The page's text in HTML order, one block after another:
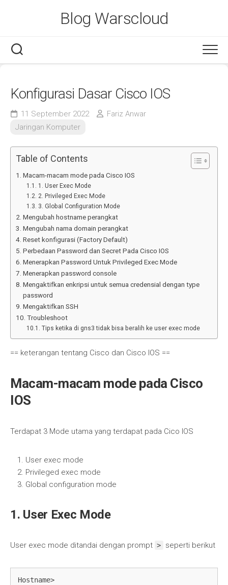
Blog Warscloud
Konfigurasi Dasar Cisco IOS
11 September 2022
Fariz Anwar
Jaringan Komputer
Table of Contents
Macam-macam mode pada Cisco IOS
1. User Exec Mode
2. Privileged Exec Mode
3. Global Configuration Mode
Mengubah hostname perangkat
Mengubah nama domain perangkat
Reset konfigurasi (Factory Default)
Perbedaan Password dan Secret Pada Cisco IOS
Menerapkan Password Untuk Privileged Exec Mode
Menerapkan password console
Mengaktifkan enkripsi untuk semua credensial dengan type
password
Mengaktifkan SSH
Troubleshoot
Tips ketika di gns3 tidak bisa beralih ke user exec mode
== keterangan tentang Cisco dan Cisco IOS ==
Macam-macam mode pada Cisco
IOS
Terdapat 3 Mode utama yang terdapat pada Cico IOS
User exec mode
Privileged exec mode
Global configuration mode
1. User Exec Mode
User exec mode ditandai dengan prompt > seperti berikut
Hostname>